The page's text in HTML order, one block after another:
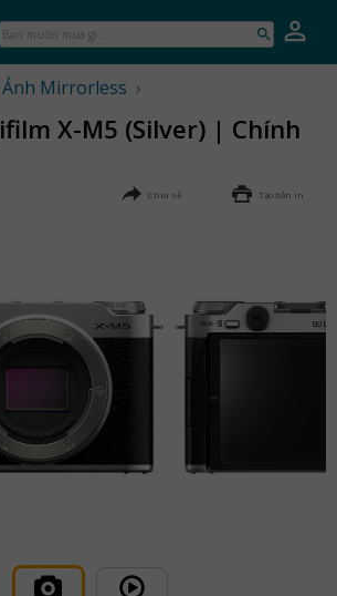
muốn
mua
Mirrorless ›
X-M5 (Silver) | Chính
Chia sẻ Tạo bản in